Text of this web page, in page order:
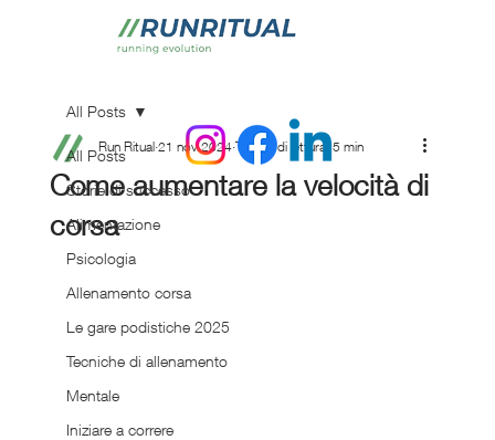
All Posts
Storie di successo
Alimentazione
Psicologia
Allenamento corsa
Le gare podistiche 2025
Tecniche di allenamento
Mentale
Iniziare a correre
All Posts
Come aumentare la velocità di
corsa
Run Ritual 21 nov 2024 Tempo di lettura: 5 min